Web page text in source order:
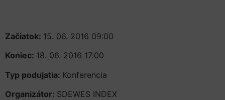
Začiatok: 15. 06. 2016 09:00
Koniec: 18. 06. 2016 17:00
Typ podujatia: Konferencia
Organizátor: SDEWES INDEX